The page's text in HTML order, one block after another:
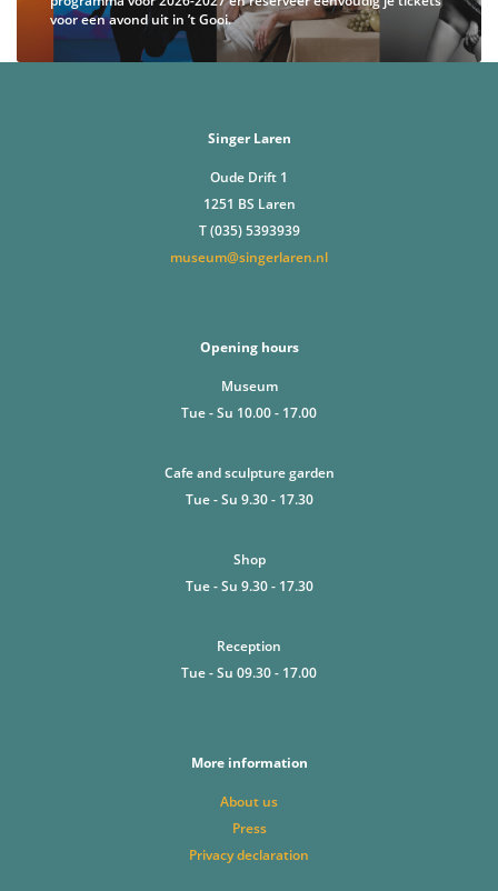
voor een avond uit in ’t Gooi.
Singer Laren
Oude Drift 1
1251 BS Laren
T (035) 5393939
museum@singerlaren.nl
Opening hours
Museum
Tue - Su 10.00 - 17.00
Cafe and sculpture garden
Tue - Su 9.30 - 17.30
Shop
Tue - Su 9.30 - 17.30
Reception
Tue - Su 09.30 - 17.00
More information
About us
Press
Privacy declaration